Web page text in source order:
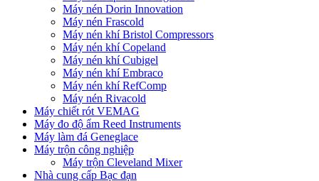
Máy nén Dorin Innovation
Máy nén Frascold
Máy nén khí Bristol Compressors
Máy nén khí Copeland
Máy nén khí Cubigel
Máy nén khí Embraco
Máy nén khí RefComp
Máy nén Rivacold
Máy chiết rót VEMAG
Máy đo độ ẩm Reed Instruments
Máy làm đá Geneglace
Máy trộn công nghiệp
Máy trộn Cleveland Mixer
Nhà cung cấp Bạc đạn